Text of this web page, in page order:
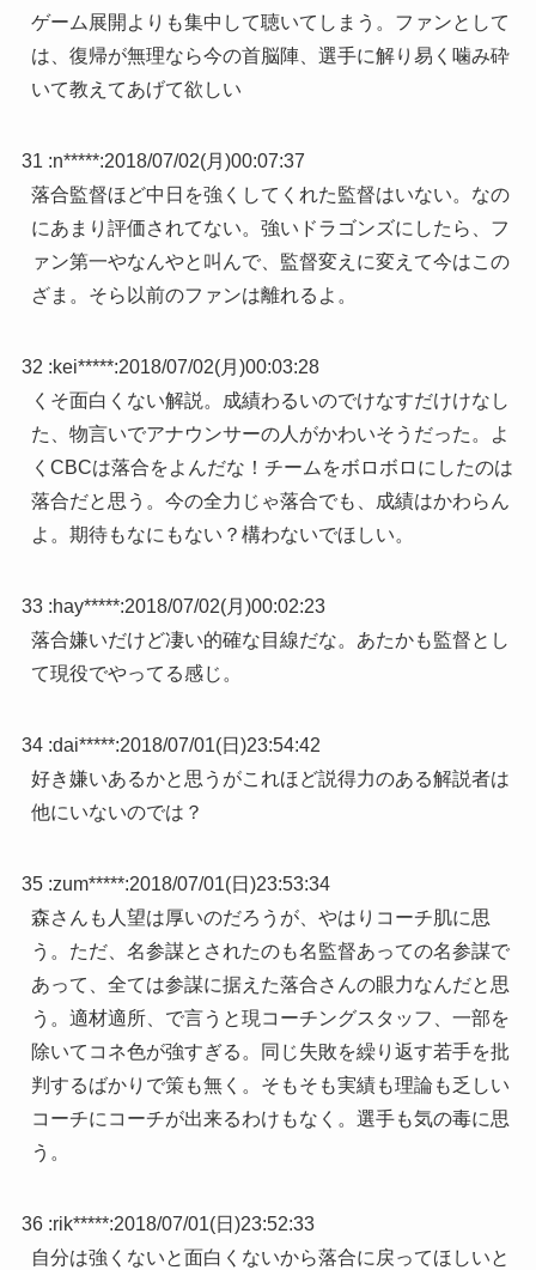
ゲーム展開よりも集中して聴いてしまう。ファンとして
は、復帰が無理なら今の首脳陣、選手に解り易く噛み砕
いて教えてあげて欲しい
31 :n*****:2018/07/02(月)00:07:37
落合監督ほど中日を強くしてくれた監督はいない。なの
にあまり評価されてない。強いドラゴンズにしたら、フ
ァン第一やなんやと叫んで、監督変えに変えて今はこの
ざま。そら以前のファンは離れるよ。
32 :kei*****:2018/07/02(月)00:03:28
くそ面白くない解説。成績わるいのでけなすだけけなし
た、物言いでアナウンサーの人がかわいそうだった。よ
くCBCは落合をよんだな！チームをボロボロにしたのは
落合だと思う。今の全力じゃ落合でも、成績はかわらん
よ。期待もなにもない？構わないでほしい。
33 :hay*****:2018/07/02(月)00:02:23
落合嫌いだけど凄い的確な目線だな。あたかも監督とし
て現役でやってる感じ。
34 :dai*****:2018/07/01(日)23:54:42
好き嫌いあるかと思うがこれほど説得力のある解説者は
他にいないのでは？
35 :zum*****:2018/07/01(日)23:53:34
森さんも人望は厚いのだろうが、やはりコーチ肌に思
う。ただ、名参謀とされたのも名監督あっての名参謀で
あって、全ては参謀に据えた落合さんの眼力なんだと思
う。適材適所、で言うと現コーチングスタッフ、一部を
除いてコネ色が強すぎる。同じ失敗を繰り返す若手を批
判するばかりで策も無く。そもそも実績も理論も乏しい
コーチにコーチが出来るわけもなく。選手も気の毒に思
う。
36 :rik*****:2018/07/01(日)23:52:33
自分は強くないと面白くないから落合に戻ってほしいと